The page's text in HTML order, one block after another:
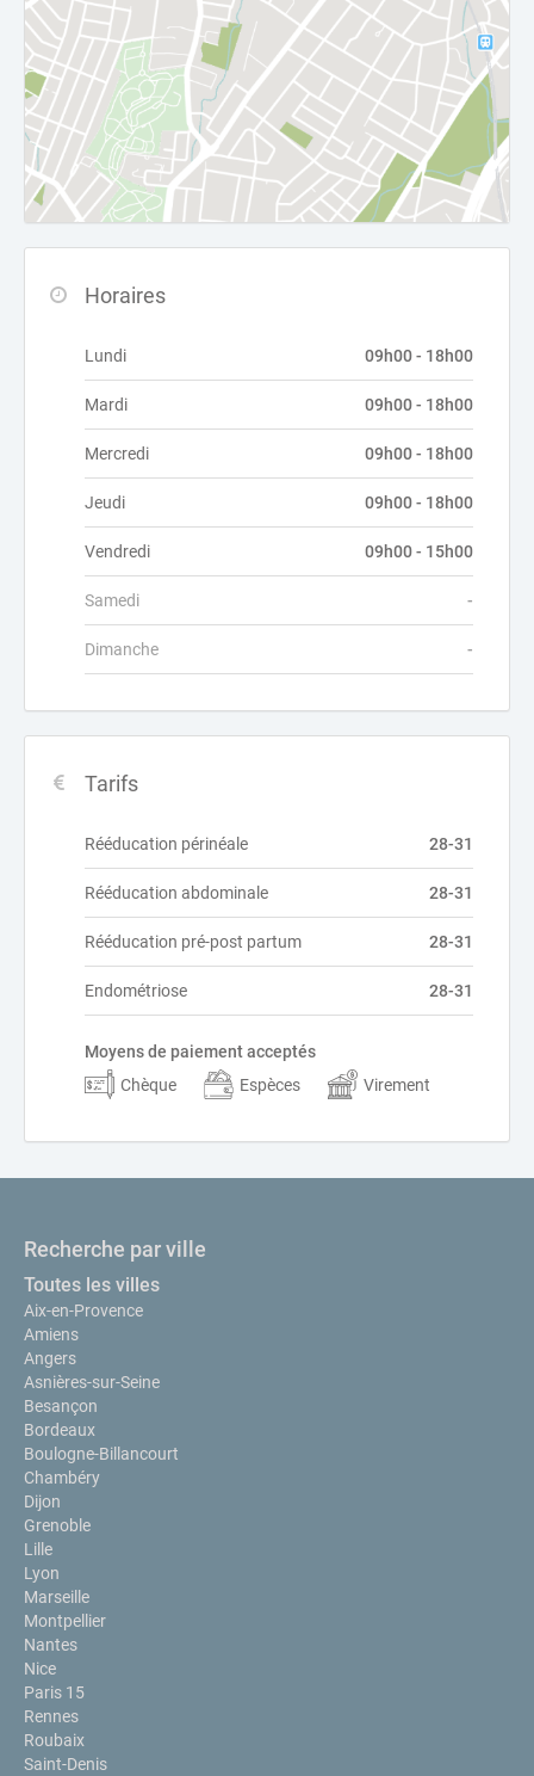
Horaires
Lundi 09h00 - 18h00
Mardi 09h00 - 18h00
Mercredi 09h00 - 18h00
Jeudi 09h00 - 18h00
Vendredi 09h00 - 15h00
Samedi -
Dimanche -
Tarifs
Rééducation périnéale 28-31
Rééducation abdominale 28-31
Rééducation pré-post partum 28-31
Endométriose 28-31
Moyens de paiement acceptés
Chèque
Espèces Virement
Recherche par ville
Toutes les villes
Aix-en-Provence
Amiens
Angers
Asnières-sur-Seine
Besançon
Bordeaux
Boulogne-Billancourt
Chambéry
Dijon
Grenoble
Lille
Lyon
Marseille
Montpellier
Nantes
Nice
Paris 15
Rennes
Roubaix
Saint-Denis